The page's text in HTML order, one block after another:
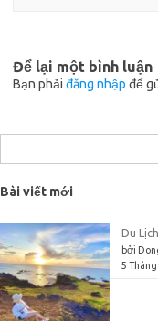
Để lại một bình luận
Bạn phải đăng nhập để
kiếm
cho:
Bài viết mới
Du
bởi
5